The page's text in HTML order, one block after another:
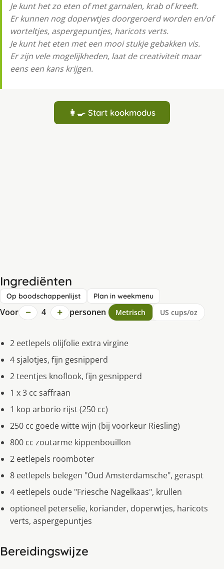
Je kunt het zo eten of met garnalen, krab of kreeft.
Er kunnen nog doperwtjes doorgeroerd worden en/of
worteltjes, aspergepuntjes, haricots verts.
Je kunt het eten met een mooi stukje gebakken vis.
Er zijn vele mogelijkheden, laat de creativiteit maar
eens een kans krijgen.
👩‍🍳 Start kookmodus
Ingrediënten
Op boodschappenlijst Plan in weekmenu
Voor − 4 + personen Metrisch US cups/oz
2 eetlepels olijfolie extra virgine
4 sjalotjes, fijn gesnipperd
2 teentjes knoflook, fijn gesnipperd
1 x 3 cc saffraan
1 kop arborio rijst (250 cc)
250 cc goede witte wijn (bij voorkeur Riesling)
800 cc zoutarme kippenbouillon
2 eetlepels roomboter
8 eetlepels belegen "Oud Amsterdamsche", geraspt
4 eetlepels oude "Friesche Nagelkaas", krullen
optioneel peterselie, koriander, doperwtjes, haricots
verts, aspergepuntjes
Bereidingswijze